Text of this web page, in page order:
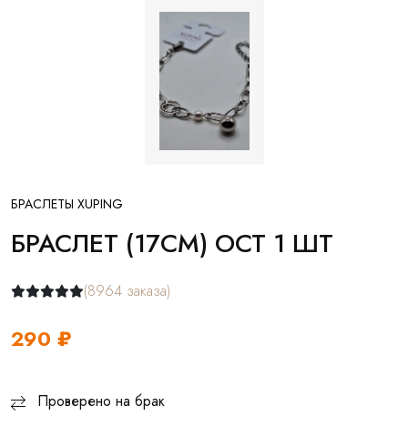
БРАСЛЕТЫ XUPING
БРАСЛЕТ (17СМ) ОСТ 1 ШТ
(8964 заказа)
290 ₽
Проверено на брак